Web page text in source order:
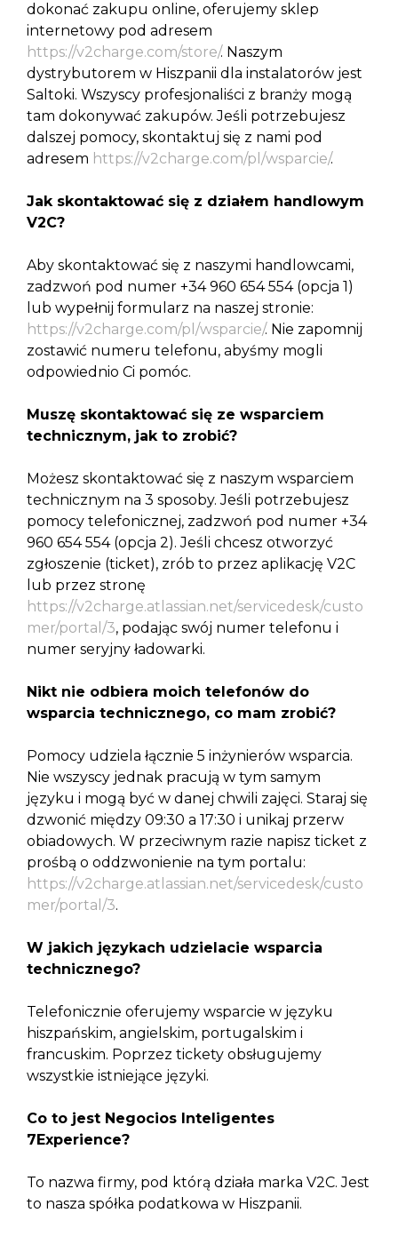
dokonać zakupu online, oferujemy sklep
internetowy pod adresem
https://v2charge.com/store/. Naszym
dystrybutorem w Hiszpanii dla instalatorów jest
Saltoki. Wszyscy profesjonaliści z branży mogą
tam dokonywać zakupów. Jeśli potrzebujesz
dalszej pomocy, skontaktuj się z nami pod
adresem https://v2charge.com/pl/wsparcie/.
Jak skontaktować się z działem handlowym
V2C?
Aby skontaktować się z naszymi handlowcami,
zadzwoń pod numer +34 960 654 554 (opcja 1)
lub wypełnij formularz na naszej stronie:
https://v2charge.com/pl/wsparcie/. Nie zapomnij
zostawić numeru telefonu, abyśmy mogli
odpowiednio Ci pomóc.
Muszę skontaktować się ze wsparciem
technicznym, jak to zrobić?
Możesz skontaktować się z naszym wsparciem
technicznym na 3 sposoby. Jeśli potrzebujesz
pomocy telefonicznej, zadzwoń pod numer +34
960 654 554 (opcja 2). Jeśli chcesz otworzyć
zgłoszenie (ticket), zrób to przez aplikację V2C
lub przez stronę
https://v2charge.atlassian.net/servicedesk/custo
mer/portal/3, podając swój numer telefonu i
numer seryjny ładowarki.
Nikt nie odbiera moich telefonów do
wsparcia technicznego, co mam zrobić?
Pomocy udziela łącznie 5 inżynierów wsparcia.
Nie wszyscy jednak pracują w tym samym
języku i mogą być w danej chwili zajęci. Staraj się
dzwonić między 09:30 a 17:30 i unikaj przerw
obiadowych. W przeciwnym razie napisz ticket z
prośbą o oddzwonienie na tym portalu:
https://v2charge.atlassian.net/servicedesk/custo
mer/portal/3.
W jakich językach udzielacie wsparcia
technicznego?
Telefonicznie oferujemy wsparcie w języku
hiszpańskim, angielskim, portugalskim i
francuskim. Poprzez tickety obsługujemy
wszystkie istniejące języki.
Co to jest Negocios Inteligentes
7Experience?
To nazwa firmy, pod którą działa marka V2C. Jest
to nasza spółka podatkowa w Hiszpanii.